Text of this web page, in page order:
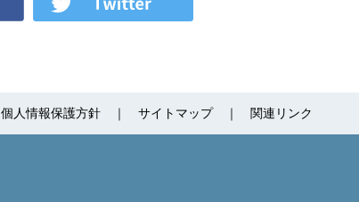
個人情報保護方針 サイトマップ 関連リンク